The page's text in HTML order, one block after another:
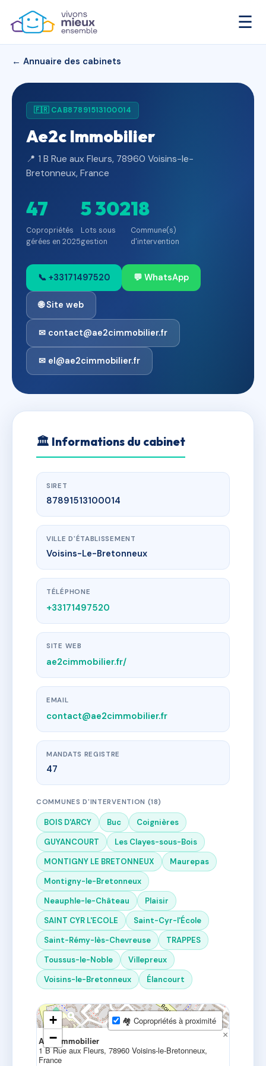
☰
← Annuaire des cabinets
🇫🇷 CAB87891513100014
Ae2c Immobilier
📍 1 B Rue aux Fleurs, 78960 Voisins-le-
Bretonneux, France
47
Copropriétés
gérées en 2025
5 302
Lots sous
gestion
18
Commune(s)
d'intervention
📞 +33171497520 💬 WhatsApp
🌐 Site web
✉ contact@ae2cimmobilier.fr
✉ el@ae2cimmobilier.fr
🏛 Informations du cabinet
SIRET
87891513100014
VILLE D'ÉTABLISSEMENT
Voisins-Le-Bretonneux
TÉLÉPHONE
+33171497520
SITE WEB
ae2cimmobilier.fr/
EMAIL
contact@ae2cimmobilier.fr
MANDATS REGISTRE
47
COMMUNES D'INTERVENTION (18)
BOIS D'ARCY Buc
Coignières
GUYANCOURT
Les Clayes-sous-Bois
MONTIGNY LE BRETONNEUX
Maurepas
Montigny-le-Bretonneux
Neauphle-le-Château
Plaisir
SAINT CYR L'ECOLE
Saint-Cyr-l'École
Saint-Rémy-lès-Chevreuse
TRAPPES
Toussus-le-Noble
Villepreux
Voisins-le-Bretonneux
Élancourt
Ae2c Immobilier
1 B Rue aux Fleurs, 78960 Voisins-le-Bretonneux,
France
×
+
−
🏘 Copropriétés à proximité